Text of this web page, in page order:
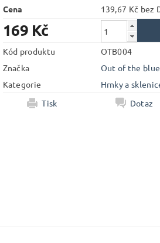
Cena
139,67 Kč
169 Kč
Kód produktu
OTB004
Značka
Out of the blue
Kategorie
Hrnky a
Tisk
Dotaz